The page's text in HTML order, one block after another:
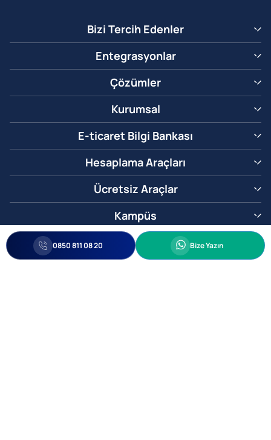
Bizi Tercih Edenler
Entegrasyonlar
Çözümler
Kurumsal
E-ticaret Bilgi Bankası
Hesaplama Araçları
Ücretsiz Araçlar
Kampüs
0850 811 08 20 Whatsapp
Bize Yazın
0850 811 08 20